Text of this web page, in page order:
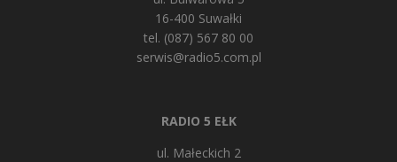
16-400 Suwałki
tel. (087) 567 80 00
serwis@radio5.com.pl
RADIO 5 EŁK
ul. Małeckich 2